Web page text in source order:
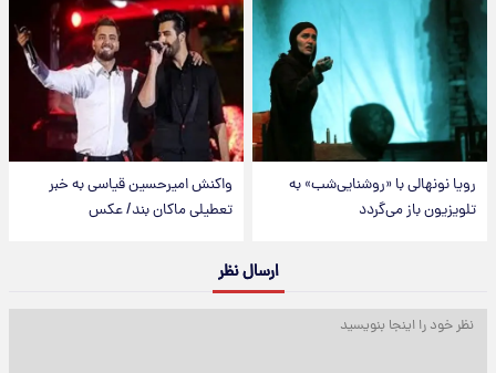
رویا نونهالی با «روشنایی‌شب» به
تلویزیون باز می‌گردد
واکنش امیرحسین قیاسی به خبر
تعطیلی ماکان بند/ عکس
ارسال نظر